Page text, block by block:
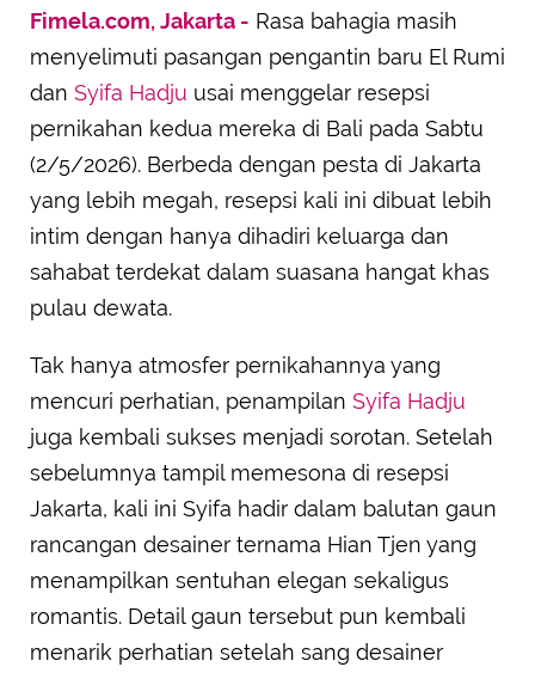
Fimela.com, Jakarta - Rasa bahagia masih
menyelimuti pasangan pengantin baru El Rumi
dan Syifa Hadju usai menggelar resepsi
pernikahan kedua mereka di Bali pada Sabtu
(2/5/2026). Berbeda dengan pesta di Jakarta
yang lebih megah, resepsi kali ini dibuat lebih
intim dengan hanya dihadiri keluarga dan
sahabat terdekat dalam suasana hangat khas
pulau dewata.
Tak hanya atmosfer pernikahannya yang
mencuri perhatian, penampilan Syifa Hadju
juga kembali sukses menjadi sorotan. Setelah
sebelumnya tampil memesona di resepsi
Jakarta, kali ini Syifa hadir dalam balutan gaun
rancangan desainer ternama Hian Tjen yang
menampilkan sentuhan elegan sekaligus
romantis. Detail gaun tersebut pun kembali
menarik perhatian setelah sang desainer